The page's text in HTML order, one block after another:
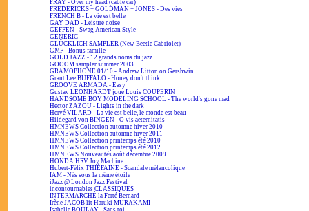
FRAY - Over my head (cable car)
FREDERICKS + GOLDMAN + JONES - Des vies
FRENCH B - La vie est belle
GAY DAD - Leisure noise
GEFFEN - Swag American Style
GENERIC
GLÜCKLICH SAMPLER (New Beetle Cabriolet)
GMF - Bonus famille
GOLD JAZZ - 12 grands noms du jazz
GOOOM sampler summer 2003
GRAMOPHONE 01/10 - Andrew Litton on Gershwin
Grant Lee BUFFALO - Honey don't think
GROOVE ARMADA - Easy
Gustav LEONHARDT joue Louis COUPERIN
HANDSOME BOY MODELING SCHOOL - The world's gone mad
Hector ZAZOU - Lights in the dark
Hervé VILARD - La vie est belle, le monde est beau
Hildegard von BINGEN - O vis aeternitatis
HMNEWS Collection automne hiver 2010
HMNEWS Collection automne hiver 2011
HMNEWS Collection printemps été 2010
HMNEWS Collection printemps été 2012
HMNEWS Nouveautés août décembre 2009
HONDA HRV Joy Machine
Hubert-Félix THIÉFAINE - Scandale mélancolique
IAM - Nés sous la même étoile
iJazz @ London Jazz Festival
incontournables CLASSIQUES
INTERMARCHÉ la Ferté Bernard
Irène JACOB lit Haruki MURAKAMI
Isabelle BOULAY - Sans toi